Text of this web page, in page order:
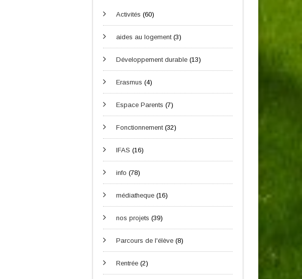
Activités (60)
aides au logement(3)
Développement durable (13)
Erasmus (4)
Espace Parents (7)
Fonctionnement(32)
IFAS (16)
info (78)
médiatheque (16)
nos projets (39)
Parcours de l'élève (8)
Rentrée (2)